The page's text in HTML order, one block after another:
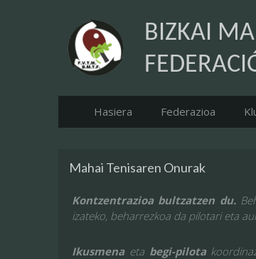
BIZKAI
Hasiera Federazioa
Mahai Tenisaren Onurak
Kontzentrazioa bultzatzen du.
izateko, beharrezkoa da pilotari eta
Ikusmenaeta begi-pilota